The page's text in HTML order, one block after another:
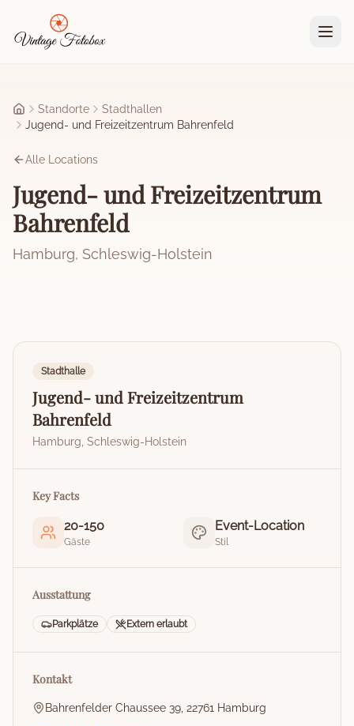
Startseite
Standorte
Stadthallen
Jugend- und Freizeitzentrum Bahrenfeld
Alle Locations
Jugend- und Freizeitzentrum
Bahrenfeld
Hamburg, Schleswig-Holstein
Stadthalle
Jugend- und Freizeitzentrum
Bahrenfeld
Hamburg Schleswig-Holstein
Key Facts
20-150
Gäste
Event-Location
Stil
Ausstattung
Parkplätze Extern erlaubt
Kontakt
Bahrenfelder Chaussee 39, 22761 Hamburg